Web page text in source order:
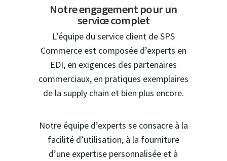
Notre engagement pour un
service complet
L’équipe du service client de SPS
Commerce est composée d’experts en
EDI, en exigences des partenaires
commerciaux, en pratiques exemplaires
de la supply chain et bien plus encore.
Notre équipe d’experts se consacre à la
facilité d’utilisation, à la fourniture
d’une expertise personnalisée et à